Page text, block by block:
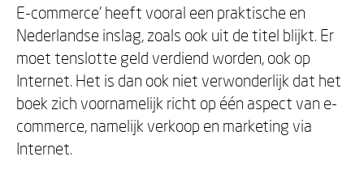
E-commerce' heeft vooral een praktische en
Nederlandse inslag, zoals ook uit de titel blijkt. Er
moet tenslotte geld verdiend worden, ook op
Internet. Het is dan ook niet verwonderlijk dat het
boek zich voornamelijk richt op één aspect van e-
commerce, namelijk verkoop en marketing via
Internet.